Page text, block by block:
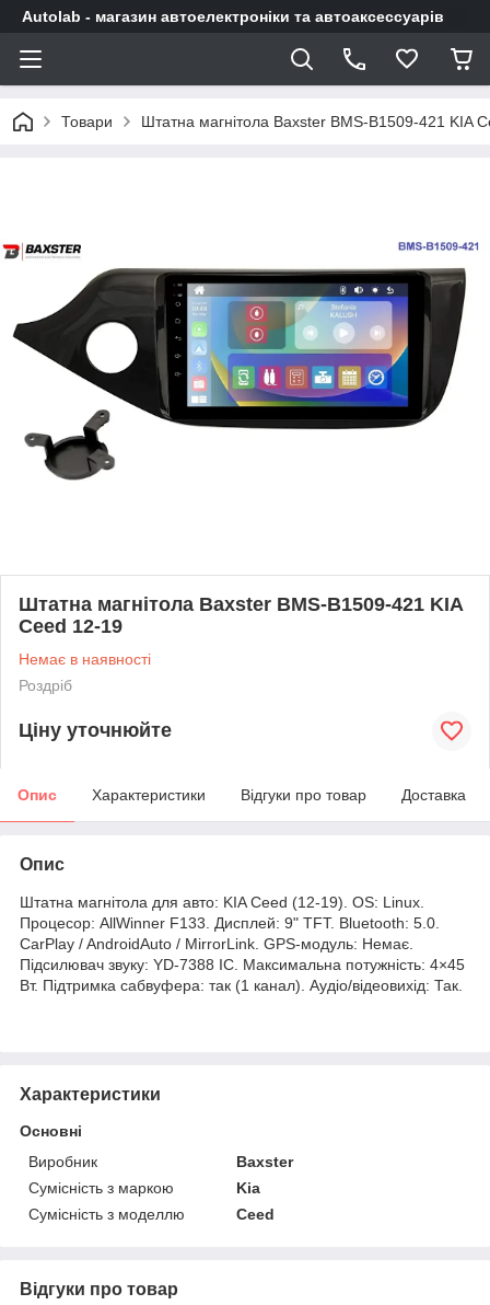
Autolab - магазин автоелектроніки та автоаксессуарів
Товари Штатна магнітола Baxster BMS-B1509-421 KIA
Штатна магнітола Baxster BMS-B1509-421 KIA
Ceed 12-19
Немає в наявності
Роздріб
Ціну уточнюйте
Опис Характеристики Відгуки про товар Доставка
Опис
Штатна магнітола для авто: KIA Ceed (12-19). OS: Linux.
Процесор: AllWinner F133. Дисплей: 9" TFT. Bluetooth: 5.0.
CarPlay / AndroidAuto / MirrorLink. GPS-модуль: Немає.
Підсилювач звуку: YD-7388 IC. Максимальна потужність: 4×45
Вт. Підтримка сабвуфера: так (1 канал). Аудіо/відеовихід: Так.
Характеристики
Основні
Виробник
Baxster
Сумісність з маркою
Kia
Сумісність з моделлю
Ceed
Відгуки про товар